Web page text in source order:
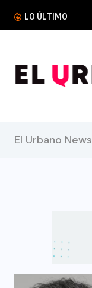
LO ÚLTIMO
El Urbano News